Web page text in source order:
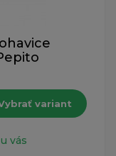
variant
vás